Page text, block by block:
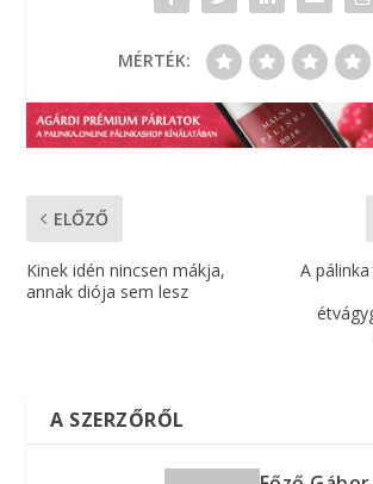
MÉRTÉK:
ELŐZŐ
Kinek idén nincsen mákja,
annak diója sem lesz
A
A SZERZŐRŐL